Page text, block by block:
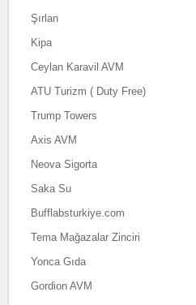
Şırlan
Kipa
Ceylan Karavil AVM
ATU Turizm ( Duty Free)
Trump Towers
Axis AVM
Neova Sigorta
Saka Su
Bufflabsturkiye.com
Tema Mağazalar Zinciri
Yonca Gıda
Gordion AVM